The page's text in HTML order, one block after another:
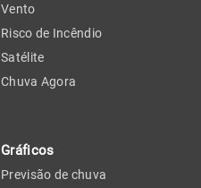
Vento
Risco de Incêndio
Satélite
Chuva Agora
Gráficos
Previsão de chuva